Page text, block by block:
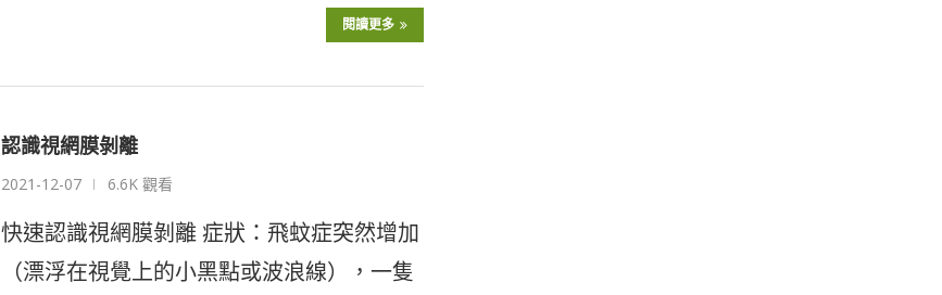
閱讀更多
認識視網膜剝離
2021-12-07 6.6K 觀看
快速認識視網膜剝離 症狀：飛蚊症突然增加
（漂浮在視覺上的小黑點或波浪線），一隻